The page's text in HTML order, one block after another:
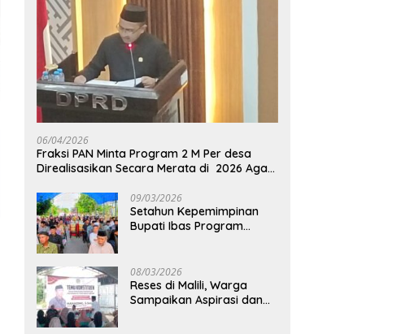
06/04/2026
Fraksi PAN Minta Program 2 M Per desa
Direalisasikan Secara Merata di 2026 Agar
09/03/2026
Setahun Kepemimpinan
Bupati Ibas Program
Timur Bertanya!
08/03/2026
Reses di Malili, Warga
Sampaikan Aspirasi dan